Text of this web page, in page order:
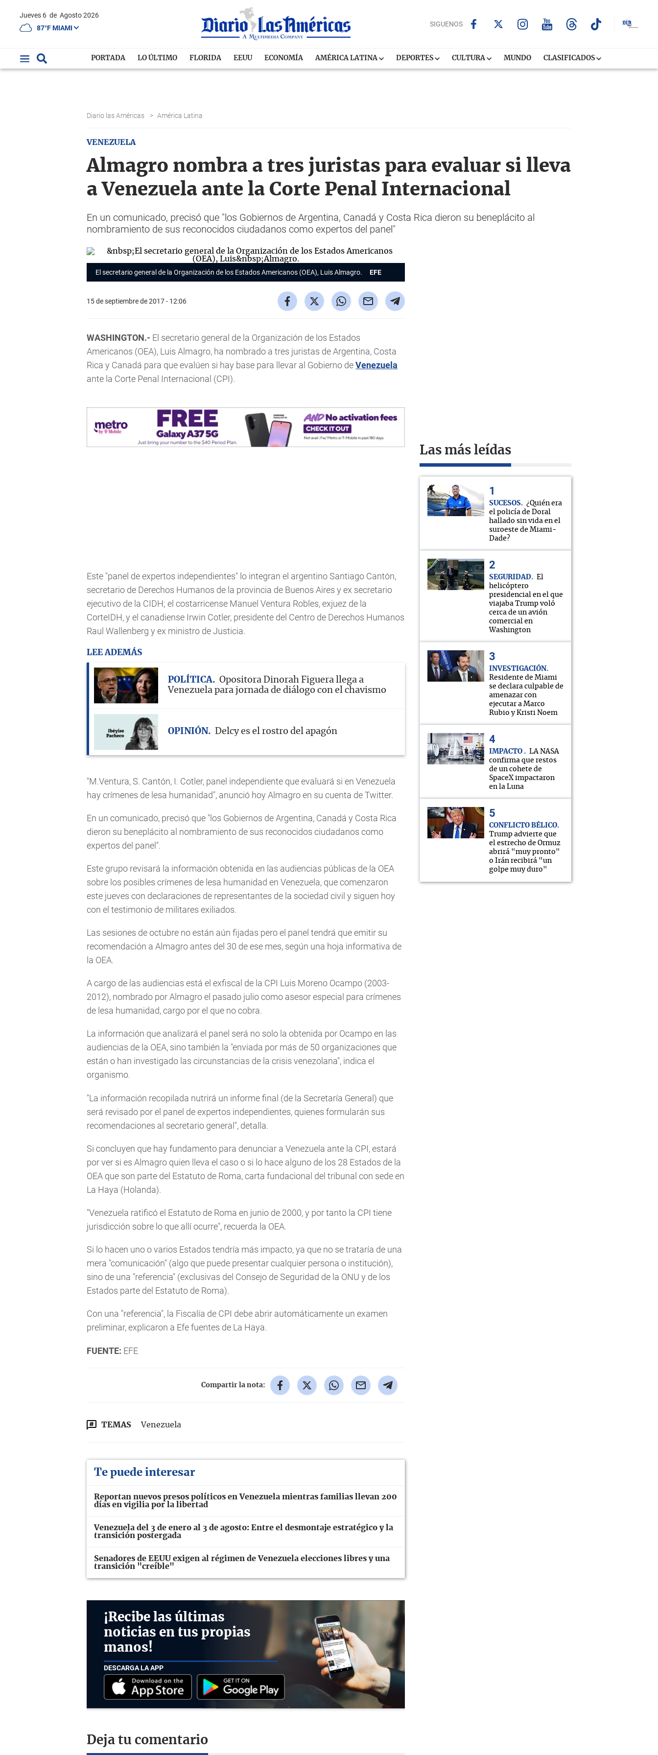
Jueves 6 de Agosto 2026
87°F MIAMI
SIGUENOS
PORTADA LO ÚLTIMO FLORIDA EEUU ECONOMÍA AMÉRICA LATINA DEPORTES CULTURA MUNDO CLASIFICADOS
Diario las Américas > América Latina
VENEZUELA
Almagro nombra a tres juristas para evaluar si lleva
a Venezuela ante la Corte Penal Internacional
En un comunicado, precisó que "los Gobiernos de Argentina, Canadá y Costa Rica dieron su beneplácito al
nombramiento de sus reconocidos ciudadanos como expertos del panel"
El secretario general de la Organización de los Estados Americanos (OEA), Luis Almagro. EFE
15 de septiembre de 2017 - 12:06
WASHINGTON.- El secretario general de la Organización de los Estados
Americanos (OEA), Luis Almagro, ha nombrado a tres juristas de Argentina, Costa
Rica y Canadá para que evalúen si hay base para llevar al Gobierno deVenezuela
ante la Corte Penal Internacional (CPI).
Este "panel de expertos independientes" lo integran el argentino Santiago Cantón,
secretario de Derechos Humanos de la provincia de Buenos Aires y ex secretario
ejecutivo de la CIDH; el costarricense Manuel Ventura Robles, exjuez de la
CorteIDH, y el canadiense Irwin Cotler, presidente del Centro de Derechos Humanos
Raul Wallenberg y ex ministro de Justicia.
LEE ADEMÁS
POLÍTICA
Opositora Dinorah Figuera llega a
Venezuela para jornada de diálogo con el chavismo
OPINIÓN Delcy es el rostro del apagón
"M.Ventura, S. Cantón, I. Cotler, panel independiente que evaluará si en Venezuela
hay crímenes de lesa humanidad", anunció hoy Almagro en su cuenta de Twitter.
En un comunicado, precisó que "los Gobiernos de Argentina, Canadá y Costa Rica
dieron su beneplácito al nombramiento de sus reconocidos ciudadanos como
expertos del panel".
Este grupo revisará la información obtenida en las audiencias públicas de la OEA
sobre los posibles crímenes de lesa humanidad en Venezuela, que comenzaron
este jueves con declaraciones de representantes de la sociedad civil y siguen hoy
con el testimonio de militares exiliados.
Las sesiones de octubre no están aún fijadas pero el panel tendrá que emitir su
recomendación a Almagro antes del 30 de ese mes, según una hoja informativa de
la OEA.
A cargo de las audiencias está el exfiscal de la CPI Luis Moreno Ocampo (2003-
2012), nombrado por Almagro el pasado julio como asesor especial para crímenes
de lesa humanidad, cargo por el que no cobra.
La información que analizará el panel será no solo la obtenida por Ocampo en las
audiencias de la OEA, sino también la "enviada por más de 50 organizaciones que
están o han investigado las circunstancias de la crisis venezolana", indica el
organismo.
"La información recopilada nutrirá un informe final (de la Secretaría General) que
será revisado por el panel de expertos independientes, quienes formularán sus
recomendaciones al secretario general", detalla.
Si concluyen que hay fundamento para denunciar a Venezuela ante la CPI, estará
por ver si es Almagro quien lleva el caso o si lo hace alguno de los 28 Estados de la
OEA que son parte del Estatuto de Roma, carta fundacional del tribunal con sede en
La Haya (Holanda).
"Venezuela ratificó el Estatuto de Roma en junio de 2000, y por tanto la CPI tiene
jurisdicción sobre lo que allí ocurre", recuerda la OEA.
Si lo hacen uno o varios Estados tendría más impacto, ya que no se trataría de una
mera "comunicación" (algo que puede presentar cualquier persona o institución),
sino de una "referencia" (exclusivas del Consejo de Seguridad de la ONU y de los
Estados parte del Estatuto de Roma).
Con una "referencia", la Fiscalía de CPI debe abrir automáticamente un examen
preliminar, explicaron a Efe fuentes de La Haya.
FUENTE: EFE
Compartir la nota:
TEMAS Venezuela
Te puede interesar
Reportan nuevos presos políticos en Venezuela mientras familias llevan 200
días en vigilia por la libertad
Venezuela del 3 de enero al 3 de agosto: Entre el desmontaje estratégico y la
transición postergada
Senadores de EEUU exigen al régimen de Venezuela elecciones libres y una
transición "creíble"
¡Recibe las últimas
noticias en tus propias
manos!
DESCARGA LA APP
Deja tu comentario
Las más leídas
SUCESOS
¿Quién era
el policía de Doral
hallado sin vida en el
suroeste de Miami-
Dade?
SEGURIDAD
El
helicóptero
presidencial en el que
viajaba Trump voló
cerca de un avión
comercial en
Washington
INVESTIGACIÓN
Residente de Miami
se declara culpable de
amenazar con
ejecutar a Marco
Rubio y Kristi Noem
IMPACTO
LA NASA
confirma que restos
de un cohete de
SpaceX impactaron
en la Luna
CONFLICTO BÉLICO
Trump advierte que
el estrecho de Ormuz
abrirá "muy pronto"
o Irán recibirá "un
golpe muy duro"